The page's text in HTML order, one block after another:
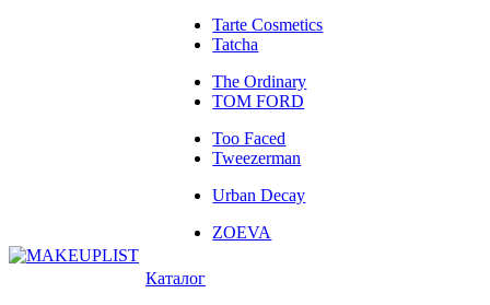
Tarte Cosmetics
Tatcha
The Ordinary
TOM FORD
Too Faced
Tweezerman
Urban Decay
ZOEVA
Каталог